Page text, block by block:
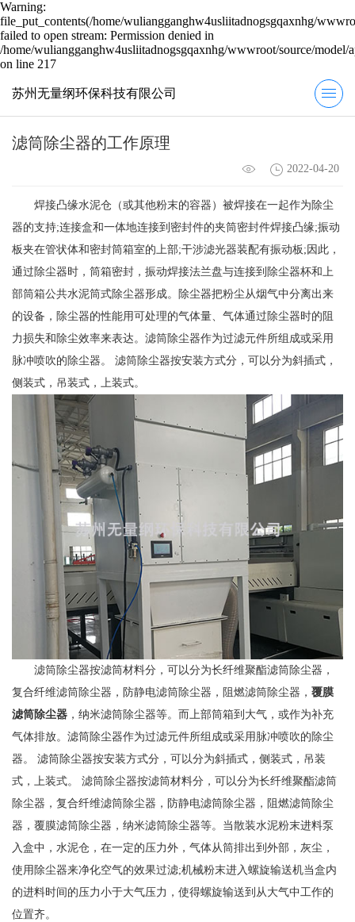
Warning:
file_put_contents(/home/wuliangganghw4usliitadnogsgqaxnhg/
failed to open stream: Permission denied in
/home/wuliangganghw4usliitadnogsgqaxnhg/wwwroot/source/model/
on line 217
苏州无量纲环保科技有限公司
滤筒除尘器的工作原理
2022-04-20
焊接凸缘水泥仓（或其他粉末的容器）被焊接在一起作为除尘
器的支持;连接盒和一体地连接到密封件的夹筒密封件焊接凸缘;振动
板夹在管状体和密封筒箱室的上部;干涉滤光器装配有振动板;因此，
通过除尘器时，筒箱密封，振动焊接法兰盘与连接到除尘器杯和上
部筒箱公共水泥筒式除尘器形成。除尘器把粉尘从烟气中分离出来
的设备，除尘器的性能用可处理的气体量、气体通过除尘器时的阻
力损失和除尘效率来表达。滤筒除尘器作为过滤元件所组成或采用
脉冲喷吹的除尘器。 滤筒除尘器按安装方式分，可以分为斜插式，
侧装式，吊装式，上装式。
滤筒除尘器按滤筒材料分，可以分为长纤维聚酯滤筒除尘器，
复合纤维滤筒除尘器，防静电滤筒除尘器，阻燃滤筒除尘器， 覆膜
滤筒除尘器 ，纳米滤筒除尘器等。而上部筒箱到大气，或作为补充
气体排放。滤筒除尘器作为过滤元件所组成或采用脉冲喷吹的除尘
器。 滤筒除尘器按安装方式分，可以分为斜插式，侧装式，吊装
式，上装式。 滤筒除尘器按滤筒材料分，可以分为长纤维聚酯滤筒
除尘器，复合纤维滤筒除尘器，防静电滤筒除尘器，阻燃滤筒除尘
器，覆膜滤筒除尘器，纳米滤筒除尘器等。当散装水泥粉末进料泵
入盒中，水泥仓，在一定的压力外，气体从筒排出到外部，灰尘，
使用除尘器来净化空气的效果过滤;机械粉末进入螺旋输送机当盒内
的进料时间的压力小于大气压力，使得螺旋输送到从大气中工作的
位置齐。